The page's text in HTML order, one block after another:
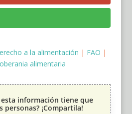
a la alimentación | FAO |
alimentaria
esta información tiene que
personas? ¡Compartila!